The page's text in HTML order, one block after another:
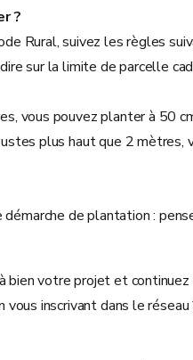
?
Rural, suivez les règles
sur la limite de parcelle
vous pouvez planter à 50
plus haut que 2
de plantation :
bien votre projet et
inscrivant dans le réseau